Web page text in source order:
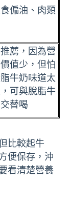
偏油、肉類
薦，因為營
值少，但怕
牛奶味道太
可與脫脂牛
替喝
比較起牛
便保存，沖
看清楚營養